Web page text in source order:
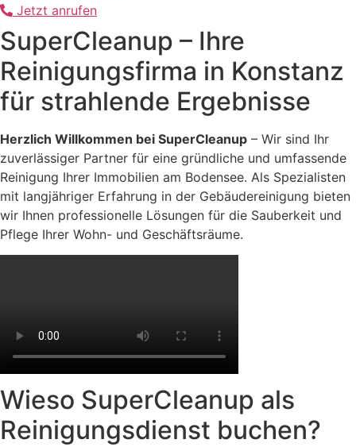
Jetzt anrufen
SuperCleanup – Ihre
Reinigungsfirma in Konstanz
für strahlende Ergebnisse
Herzlich Willkommen bei SuperCleanup – Wir sind Ihr
zuverlässiger Partner für eine gründliche und umfassende
Reinigung Ihrer Immobilien am Bodensee. Als Spezialisten
mit langjähriger Erfahrung in der Gebäudereinigung bieten
wir Ihnen professionelle Lösungen für die Sauberkeit und
Pflege Ihrer Wohn- und Geschäftsräume.
Wieso SuperCleanup als
Reinigungsdienst buchen?